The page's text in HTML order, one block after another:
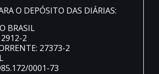
O DEPÓSITO DAS DIÁRIAS:
BRASIL
2
27373-2
0001-73